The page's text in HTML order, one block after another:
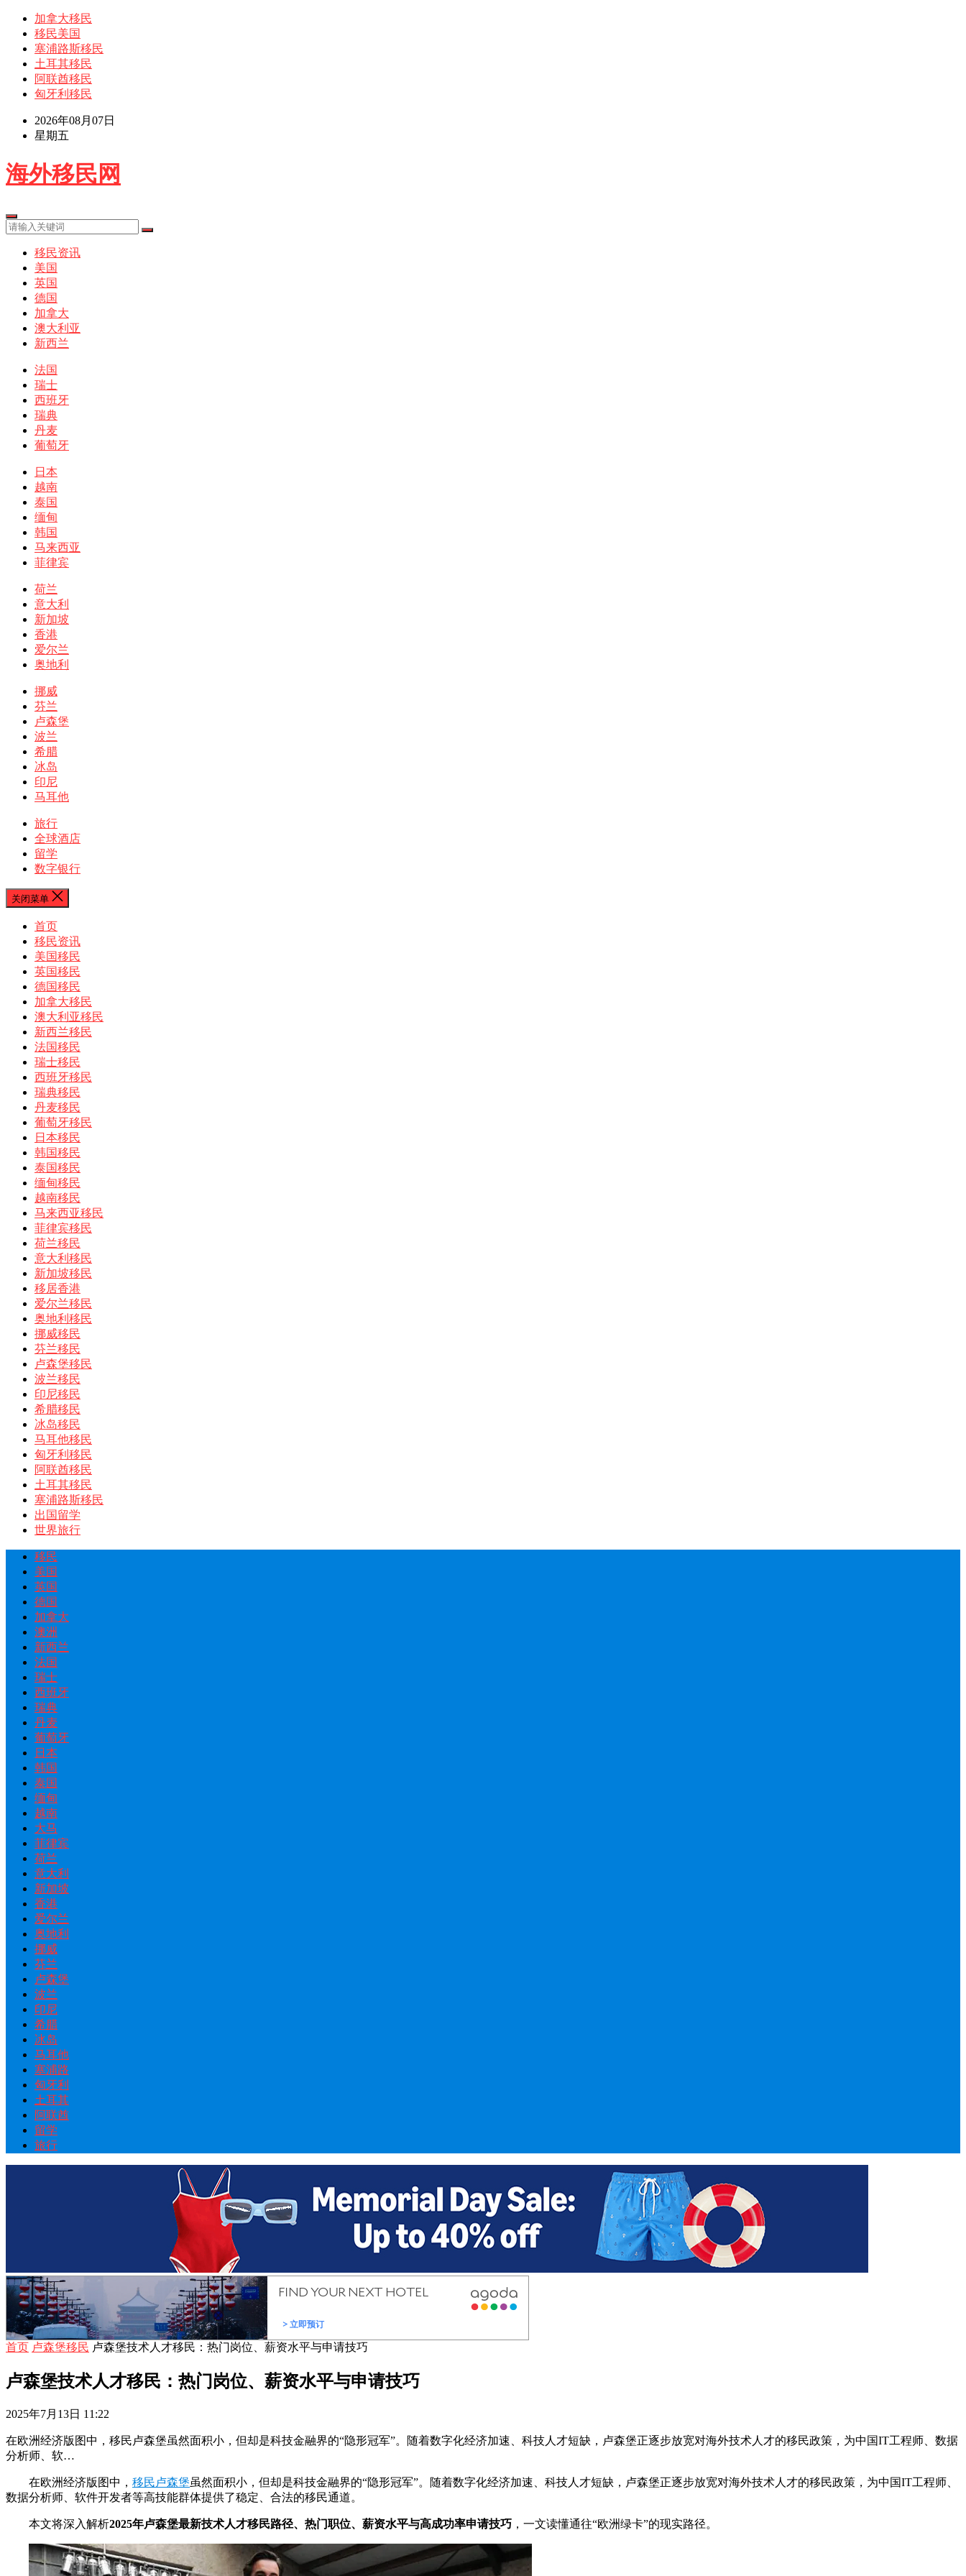
加拿大移民
移民美国
塞浦路斯移民
土耳其移民
阿联酋移民
匈牙利移民
2026年08月07日
星期五
海外移民网
移民资讯
美国
英国
德国
加拿大
澳大利亚
新西兰
法国
瑞士
西班牙
瑞典
丹麦
葡萄牙
日本
越南
泰国
缅甸
韩国
马来西亚
菲律宾
荷兰
意大利
新加坡
香港
爱尔兰
奥地利
挪威
芬兰
卢森堡
波兰
希腊
冰岛
印尼
马耳他
旅行
全球酒店
留学
数字银行
关闭菜单
首页
移民资讯
美国移民
英国移民
德国移民
加拿大移民
澳大利亚移民
新西兰移民
法国移民
瑞士移民
西班牙移民
瑞典移民
丹麦移民
葡萄牙移民
日本移民
韩国移民
泰国移民
缅甸移民
越南移民
马来西亚移民
菲律宾移民
荷兰移民
意大利移民
新加坡移民
移居香港
爱尔兰移民
奥地利移民
挪威移民
芬兰移民
卢森堡移民
波兰移民
印尼移民
希腊移民
冰岛移民
马耳他移民
匈牙利移民
阿联酋移民
土耳其移民
塞浦路斯移民
出国留学
世界旅行
移民
美国
英国
德国
加拿大
澳洲
新西兰
法国
瑞士
西班牙
瑞典
丹麦
葡萄牙
日本
韩国
泰国
缅甸
越南
大马
菲律宾
荷兰
意大利
新加坡
香港
爱尔兰
奥地利
挪威
芬兰
卢森堡
波兰
印尼
希腊
冰岛
马耳他
塞浦路
匈牙利
土耳其
阿联酋
留学
旅行
首页 卢森堡移民 卢森堡技术人才移民：热门岗位、薪资水平与申请技巧
卢森堡技术人才移民：热门岗位、薪资水平与申请技巧
2025年7月13日 11:22
在欧洲经济版图中，移民卢森堡虽然面积小，但却是科技金融界的“隐形冠军”。随着数字化经济加速、科技人才短缺，卢森堡正逐步放宽对海外技术人才的移民政策，为中国IT工程师、数据
分析师、软…
在欧洲经济版图中， 移民卢森堡虽然面积小，但却是科技金融界的“隐形冠军”。随着数字化经济加速、科技人才短缺，卢森堡正逐步放宽对海外技术人才的移民政策，为中国IT工程师、
数据分析师、软件开发者等高技能群体提供了稳定、合法的移民通道。
本文将深入解析2025年卢森堡最新技术人才移民路径、热门职位、薪资水平与高成功率申请技巧 ，一文读懂通往“欧洲绿卡”的现实路径。